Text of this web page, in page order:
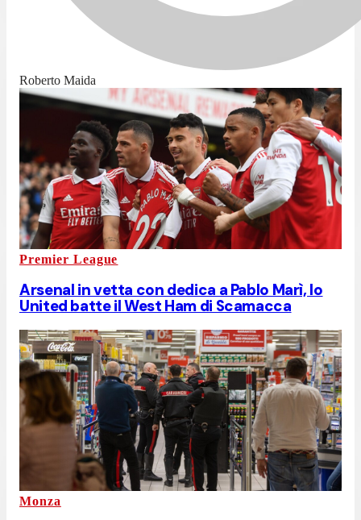
Roberto Maida
Premier League
Arsenal in vetta con dedica a Pablo Marì, lo
United batte il West Ham di Scamacca
Monza